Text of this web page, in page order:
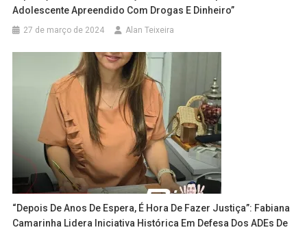
Adolescente Apreendido Com Drogas E Dinheiro”
27 de março de 2024 Alan Teixeira
“Depois De Anos De Espera, É Hora De Fazer Justiça”: Fabiana
Camarinha Lidera Iniciativa Histórica Em Defesa Dos ADEs De